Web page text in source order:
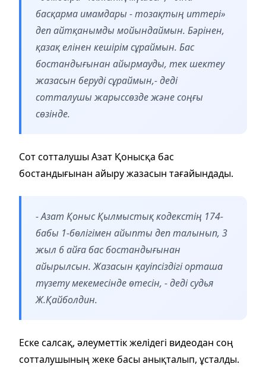
басқарма имамдары - тозақтың иттері»
деп айтқанымды мойындаймын. Бәрінен,
қазақ елінен кешірім сұраймын. Бас
бостандығынан айырмауды, тек шектеу
жазасын беруді сұраймын,- деді
сотталушы жарыссөзде және соңғы
сөзінде.
Сот сотталушы Азат Қонысқа бас
бостандығынан айыру жазасын тағайындады.
- Азат Қоныс Қылмыстық кодекстің 174-
бабы 1-бөлігімен айыпты деп талынып, 3
жыл 6 айға бас бостандығынан
айырылсын. Жазасын қауіпсіздігі орташа
түзету мекемесінде өтесін, - деді судья
Ж.Қайболдин.
Еске салсақ, әлеуметтік желідегі видеодан соң
сотталушының жеке басы анықталып, ұсталды.